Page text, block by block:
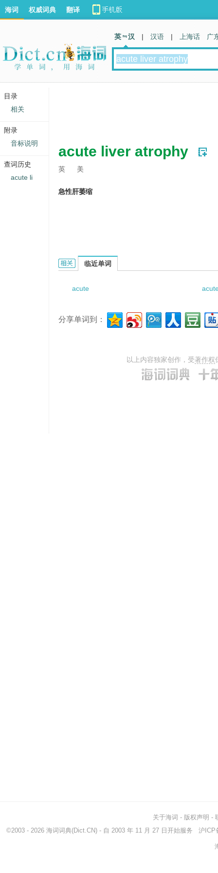
acute liver atrophy
英 美
急性肝萎缩
acute liver atrophy的相关资料：
临近单词
acute
分享单词到：
以上内容独家创作，受著作权
海词 权威词典 翻译
英 汉 | 汉语 | 上海话 广
关于海词 - 版权声明 -
©2003 - 2026 海词词典(Dict.CN) - 自 2003 年 11 月 27 日开始服务 沪ICP
目录
相关
附录
音标说明
查词历史
acute li